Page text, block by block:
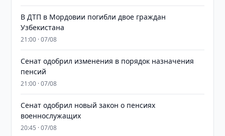
В ДТП в Мордовии погибли двое граждан
Узбекистана
21:00 · 07/08
Сенат одобрил изменения в порядок назначения
пенсий
21:00 · 07/08
Сенат одобрил новый закон о пенсиях
военнослужащих
20:45 · 07/08